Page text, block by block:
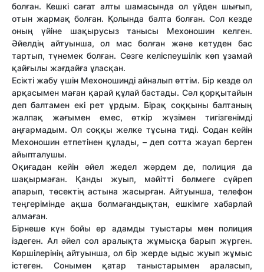
болған. Кешкі сағат алты шамасында ол үйден шығып,
отын жармақ болған. Қолында балта болған. Сол кезде
оның үйіне шақырусыз танысы Мехоношин келген.
Әйелдің айтуынша, ол мас болған және кетуден бас
тартып, түнемек болған. Сөзге келіспеушілік көп ұзамай
қайғылы жағдайға ұласқан.
Есікті жабу үшін Мехоношинді айналып өттім. Бір кезде ол
арқасымен маған қарай құлай бастады. Сәл қорқытайын
деп балтамен екі рет ұрдым. Бірақ соққыны балтаның
жалпақ жағымен емес, өткір жүзімен тигізгенімді
аңғармадым. Ол соққы желке тұсына тиді. Содан кейін
Мехоношин етпетінен құлады, – деп сотта жауап берген
айыпталушы.
Оқиғадан кейін әйел жедел жәрдем де, полиция да
шақырмаған. Қанды жуып, мәйітті бөлмеге сүйреп
апарып, төсектің астына жасырған. Айтуынша, телефон
теңгерімінде ақша болмағандықтан, ешкімге хабарлай
алмаған.
Бірнеше күн бойы ер адамды туыстары мен полиция
іздеген. Ал әйел сол аралықта жұмысқа барып жүрген.
Көршілерінің айтуынша, ол бір жерде ыдыс жуып жұмыс
істеген. Сонымен қатар таныстарымен араласып,